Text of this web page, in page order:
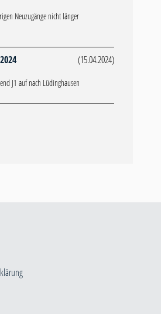
Neuzugänge nicht länger
(15.04.2024)
J1 auf nach Lüdinghausen